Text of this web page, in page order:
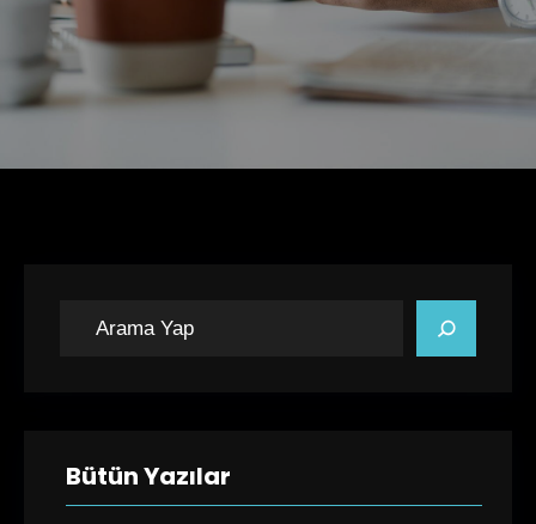
Bütün Yazılar